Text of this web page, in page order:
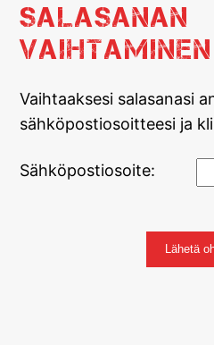
Salasanan
vaihtaminen
Vaihtaaksesi salasanasi
sähköpostiosoitteesi ja
Sähköpostiosoite:
Lähetä